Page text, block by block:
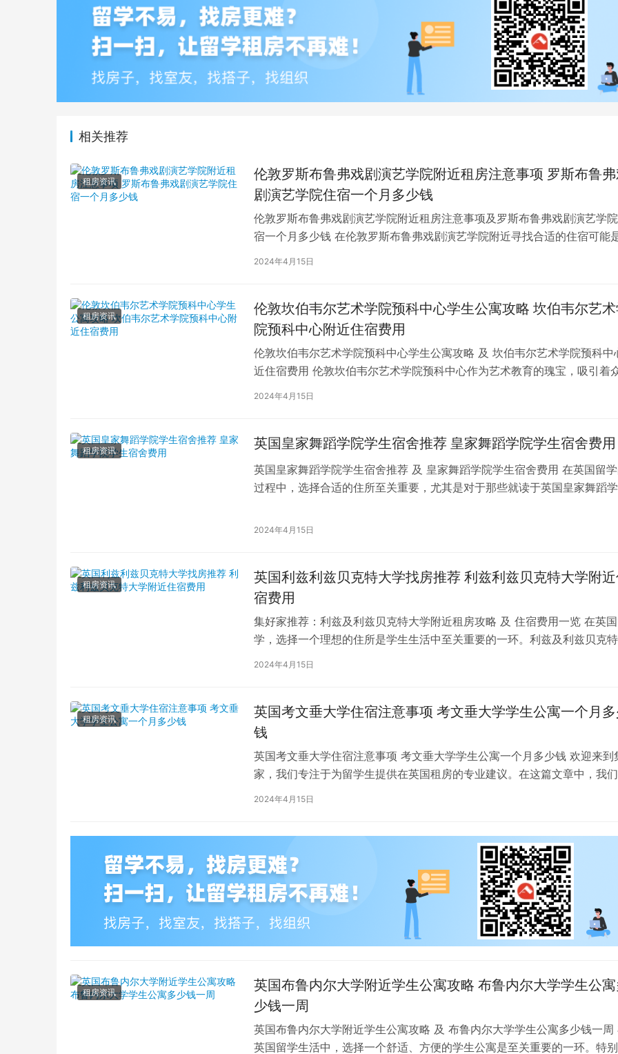
相关推荐
租房资讯
伦敦罗斯布鲁弗戏剧演艺学院附近租房注意事项 罗斯布鲁
剧演艺学院住宿一个月多少钱
伦敦罗斯布鲁弗戏剧演艺学院附近租房注意事项及罗斯布鲁弗戏剧演艺学
宿一个月多少钱 在伦敦罗斯布鲁弗戏剧演艺学院附近寻找合适的住宿可能
学生活中的一项关键任务。为了帮助您顺利完成…
2024年4月15日
租房资讯
伦敦坎伯韦尔艺术学院预科中心学生公寓攻略 坎伯韦尔艺
院预科中心附近住宿费用
伦敦坎伯韦尔艺术学院预科中心学生公寓攻略 及 坎伯韦尔艺术学院预科中
近住宿费用 伦敦坎伯韦尔艺术学院预科中心作为艺术教育的瑰宝，吸引着
2024年4月15日
租房资讯 英国皇家舞蹈学院学生宿舍推荐 皇家舞蹈学院学生宿舍费用
英国皇家舞蹈学院学生宿舍推荐 及 皇家舞蹈学院学生宿舍费用 在英国留
过程中，选择合适的住所至关重要，尤其是对于那些就读于英国皇家舞蹈学
2024年4月15日
租房资讯
英国利兹利兹贝克特大学找房推荐 利兹利兹贝克特大学附
宿费用
集好家推荐：利兹及利兹贝克特大学附近租房攻略 及 住宿费用一览 在英
学，选择一个理想的住所是学生生活中至关重要的一环。利兹及利兹贝克特
学（以下简称利兹贝大）作为英国一所卓越的…
2024年4月15日
租房资讯
英国考文垂大学住宿注意事项 考文垂大学学生公寓一个月
钱
英国考文垂大学住宿注意事项 考文垂大学学生公寓一个月多少钱 欢迎来到
家，我们专注于为留学生提供在英国租房的专业建议。在这篇文章中，我们
深入探讨英国考文垂大学住宿的注意事项，以…
2024年4月15日
租房资讯
英国布鲁内尔大学附近学生公寓攻略 布鲁内尔大学学生公寓
少钱一周
英国布鲁内尔大学附近学生公寓攻略 及 布鲁内尔大学学生公寓多少钱一周
英国留学生活中，选择一个舒适、方便的学生公寓是至关重要的一环。特别